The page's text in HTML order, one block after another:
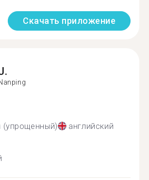
Скачать приложение
(упрощенный) английский